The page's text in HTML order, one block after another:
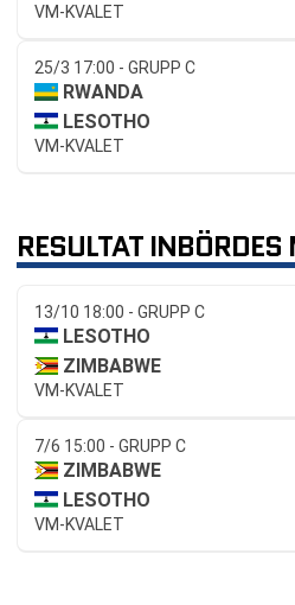
VM-KVALET
25/3 17:00 - GRUPP C
RWANDA
LESOTHO
VM-KVALET
RESULTAT INBÖRDES
13/10 18:00 - GRUPP C
LESOTHO
ZIMBABWE
VM-KVALET
7/6 15:00 - GRUPP C
ZIMBABWE
LESOTHO
VM-KVALET